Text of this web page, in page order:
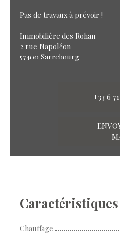
Pas de travaux à prévoir !
Immobilière des Rohan
2 rue Napoléon
57400 Sarrebourg
+33 6
Chauffage